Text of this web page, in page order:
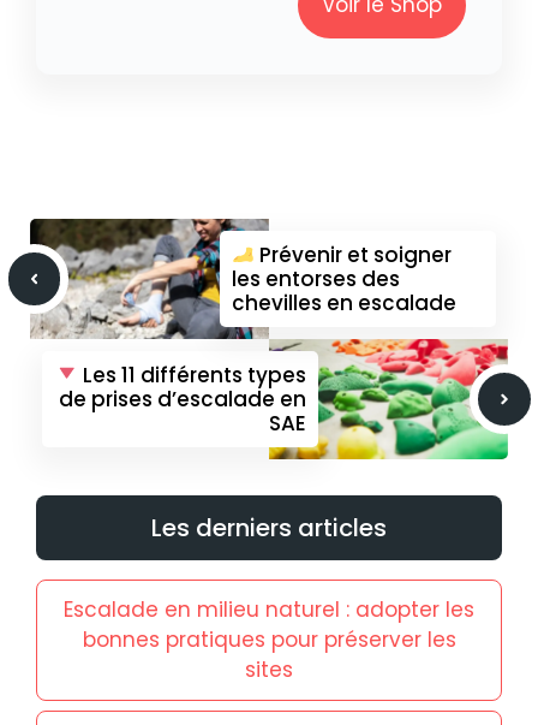
Prévenir et soigner
les entorses des
chevilles en escalade
Les 11 différents types
de prises d’escalade en
SAE
Les derniers articles
Escalade en milieu naturel : adopter les
bonnes pratiques pour préserver les
sites